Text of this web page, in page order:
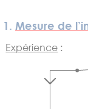
1. Mesure de
Expérience :